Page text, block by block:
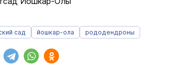
сад йошкар-ола рододендроны